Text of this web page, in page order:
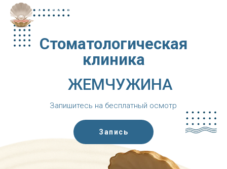
ЖЕМЧУЖИНА
Стоматологическая
клиника
Запись
Запишитесь на бесплатный осмотр